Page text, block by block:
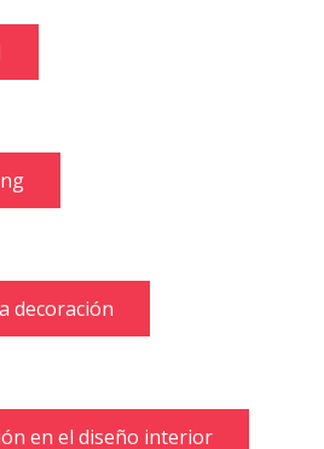
decoración
en el diseño interior